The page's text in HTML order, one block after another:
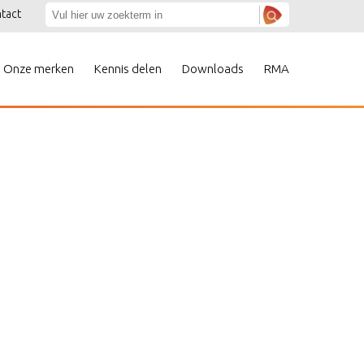
Onze merken Kennis delen Downloads RMA